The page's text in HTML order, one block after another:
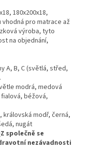
180x200x18,
vhodná pro matrace až
výroba, tyto
na objednání,
A, B, C (světlá, střed,
modrá, medová
béžová,
královská modř, černá,
nugát
společně se
nezávadnosti